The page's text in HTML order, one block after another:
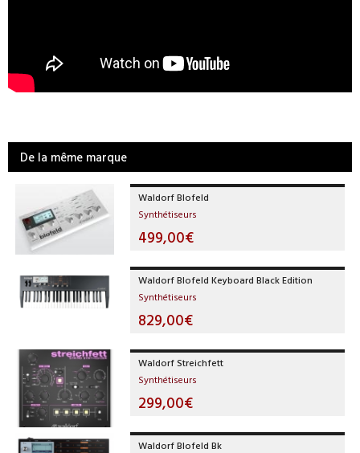
De la même marque
Waldorf Blofeld
Synthétiseurs
499,00€
Waldorf Blofeld Keyboard Black Edition
Synthétiseurs
829,00€
Waldorf Streichfett
Synthétiseurs
299,00€
Waldorf Blofeld Bk